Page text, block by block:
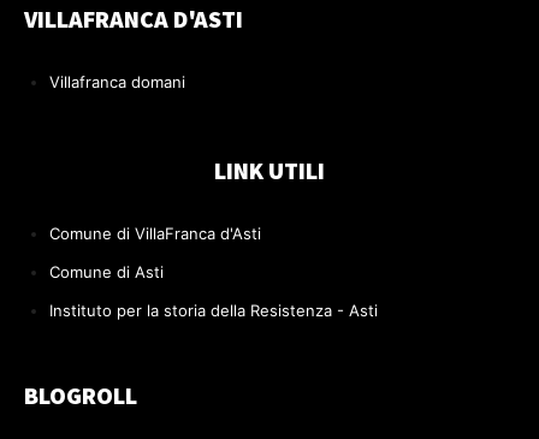
VILLAFRANCA D'ASTI
Villafranca domani
LINK UTILI
Comune di VillaFranca d'Asti
Comune di Asti
Instituto per la storia della Resistenza - Asti
BLOGROLL